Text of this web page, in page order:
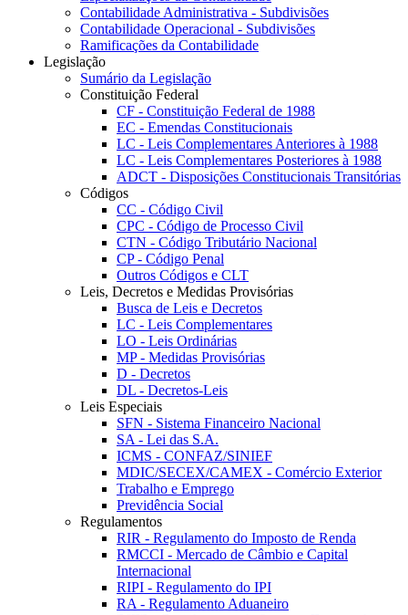
Contabilidade Administrativa - Subdivisões
Contabilidade Operacional - Subdivisões
Ramificações da Contabilidade
Legislação
Sumário da Legislação
Constituição Federal
CF - Constituição Federal de 1988
EC - Emendas Constitucionais
LC - Leis Complementares Anteriores à 1988
LC - Leis Complementares Posteriores à 1988
ADCT - Disposições Constitucionais Transitórias
Códigos
CC - Código Civil
CPC - Código de Processo Civil
CTN - Código Tributário Nacional
CP - Código Penal
Outros Códigos e CLT
Leis, Decretos e Medidas Provisórias
Busca de Leis e Decretos
LC - Leis Complementares
LO - Leis Ordinárias
MP - Medidas Provisórias
D - Decretos
DL - Decretos-Leis
Leis Especiais
SFN - Sistema Financeiro Nacional
SA - Lei das S.A.
ICMS - CONFAZ/SINIEF
MDIC/SECEX/CAMEX - Comércio Exterior
Trabalho e Emprego
Previdência Social
Regulamentos
RIR - Regulamento do Imposto de Renda
RMCCI - Mercado de Câmbio e Capital
Internacional
RIPI - Regulamento do IPI
RA - Regulamento Aduaneiro